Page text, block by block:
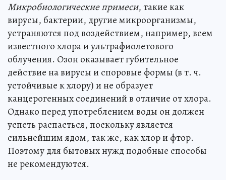
Микробиологические примеси, такие как
вирусы, бактерии, другие микроорганизмы,
устраняются под воздействием, например, всем
известного хлора и ультрафиолетового
облучения. Озон оказывает губительное
действие на вирусы и споровые формы (в т. ч.
устойчивые к хлору) и не образует
канцерогенных соединений в отличие от хлора.
Однако перед употреблением воды он должен
успеть распасться, поскольку является
сильнейшим ядом, так же, как хлор и фтор.
Поэтому для бытовых нужд подобные способы
не рекомендуются.